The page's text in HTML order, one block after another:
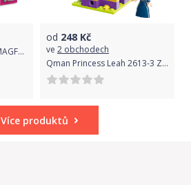
Magnetická stavebnice MAGFORMERS Sweet House Set
od 248 Kč
ve 2 obchodech
Qman Princess Leah 2613-3 Zámecká zahrada
Více produktů